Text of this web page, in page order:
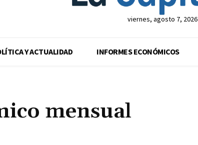
viernes, agosto 7, 2026
Y ACTUALIDAD INFORMES ECONÓMICOS
mensual